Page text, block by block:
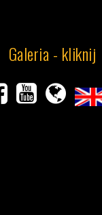
Galeria - kliknij